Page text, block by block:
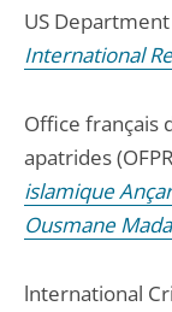
US Department
International
Office français
apatrides
islamique
Ousmane
lnternational